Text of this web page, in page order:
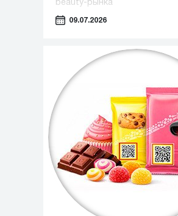
beauty-рынка
09.07.2026